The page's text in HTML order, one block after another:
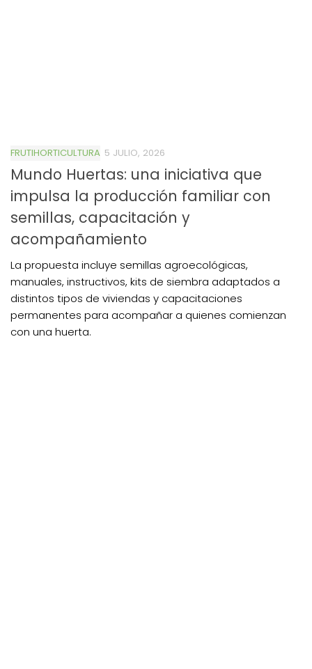
FRUTIHORTICULTURA 5 JULIO, 2026
Mundo Huertas: una iniciativa que
impulsa la producción familiar con
semillas, capacitación y
acompañamiento
La propuesta incluye semillas agroecológicas,
manuales, instructivos, kits de siembra adaptados a
distintos tipos de viviendas y capacitaciones
permanentes para acompañar a quienes comienzan
con una huerta.